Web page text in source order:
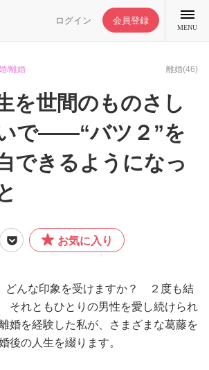
ログイン 会員登録
MENU
活
ン
離婚
/離婚 離婚(46)
を世間のものさし
で――“バツ２”を
できるようになっ
お気に入り
どんな印象を受けますか？ ２度も結
それともひとりの男性を愛し続けられ
婚を経験した私が、さまざまな葛藤を
後の人生を綴ります。